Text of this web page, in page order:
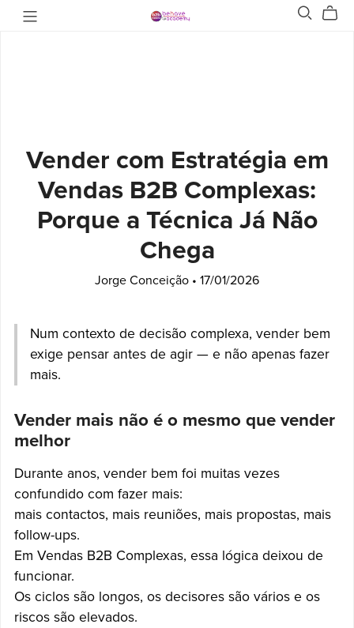
Vender com Estratégia em
Vendas B2B Complexas:
Porque a Técnica Já Não
Chega
Jorge Conceição 17/01/2026
Num contexto de decisão complexa, vender bem
exige pensar antes de agir — e não apenas fazer
mais.
Vender mais não é o mesmo que vender
melhor
Durante anos, vender bem foi muitas vezes
confundido com fazer mais:
mais contactos, mais reuniões, mais propostas, mais
follow-ups.
Em Vendas B2B Complexas, essa lógica deixou de
funcionar.
Os ciclos são longos, os decisores são vários e os
riscos são elevados.